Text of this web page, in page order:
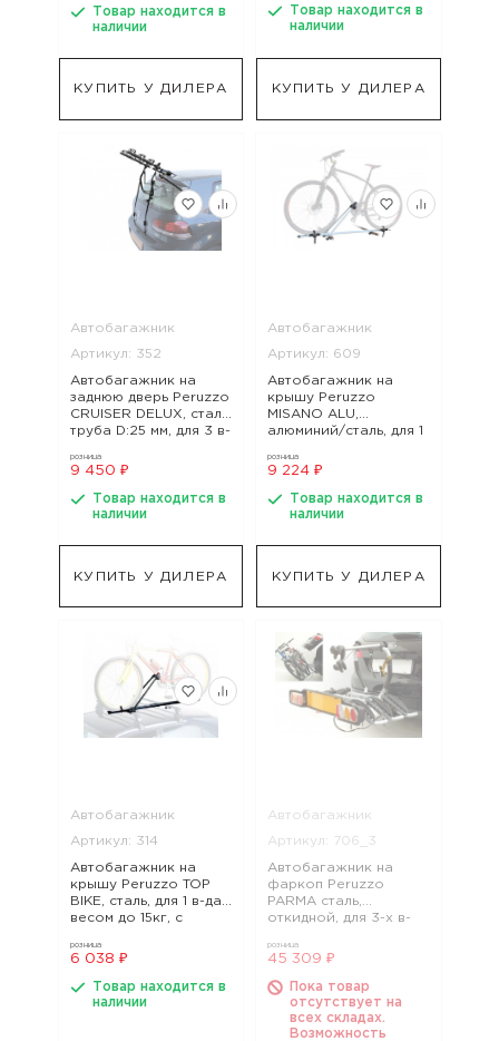
Товар находится в
наличии
КУПИТЬ У ДИЛЕРА
Товар находится в
наличии
КУПИТЬ У ДИЛЕРА
Автобагажник
Артикул: 352
Автобагажник на
заднюю дверь Peruzzo
CRUISER DELUX, сталь,
труба D:25 мм, для 3 в-
арт. 352
розница
9 450 ₽
Товар находится в
наличии
КУПИТЬ У ДИЛЕРА
Автобагажник
Артикул: 609
Автобагажник на
крышу Peruzzo
MISANO ALU,
алюминий/сталь, для 1
рамой D:25-60 , арт.
розница
9 224 ₽
Товар находится в
наличии
КУПИТЬ У ДИЛЕРА
Автобагажник
Артикул: 314
Автобагажник на
крышу Peruzzo TOP
BIKE, сталь, для 1 в-да
весом до 15кг, с
кругла, арт. 314
розница
6 038 ₽
Товар находится в
наличии
Автобагажник
Артикул: 706_3
Автобагажник на
фаркоп Peruzzo
PARMA сталь,
откидной, для 3-х в-
рамой max D:60мм,
розница
45 309 ₽
Пока товар
отсутствует на
всех складах.
Возможность